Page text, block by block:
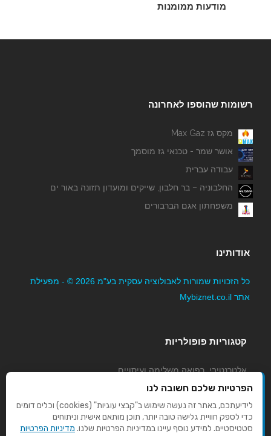
מודעות ממומנות
רשומות שהוספו לאחרונה
מקס גז Max Gaz
אושר שמר - טכנאי גז מוסמך
עבודה עברית
החלבוניה – בר חלבון, שייקים ומועדון תזונה באור ים
משפחתון אגם הברבורים
אודותינו
כל הזכויות שמורות לאבולוציה עסקית בע"מ 2026 © - מפעילת
אתר Mybiznet.co.il
קטגוריות פופולריות
אלטרנטיבי, רפואה משלימה ועיסויים
גני ילדים, משפחתונים וצהרונים
קוסמטיקה טיפוח ויופי
מורים לנהיגה
הפרטיות שלכם חשובה לנו
לידיעתכם, באתר זה נעשה שימוש ב"קבצי עוגיות" (cookies) וכלים דומים
כדי לספק חוויית גלישה טובה יותר, תוכן מותאם אישית וניתוחים
סטטיסטיים. למידע נוסף עיינו במדיניות הפרטיות שלנו. מדיניות הפרטיות